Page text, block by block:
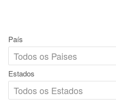
País
Estados